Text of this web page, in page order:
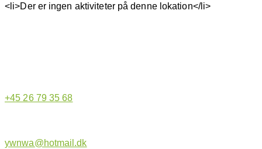
<li>Der er ingen aktiviteter på denne lokation</li>
+45 26 79 35 68
ywnwa@hotmail.dk